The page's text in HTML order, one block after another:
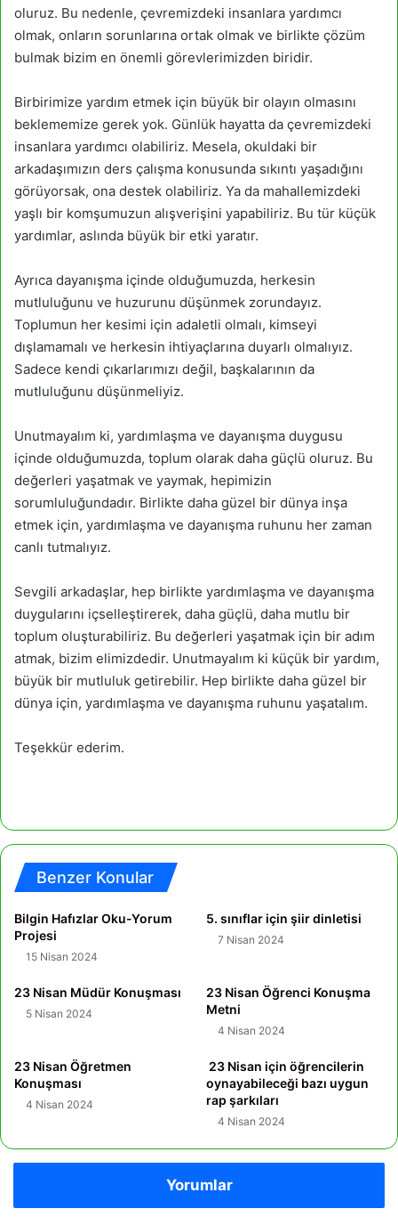
oluruz. Bu nedenle, çevremizdeki insanlara yardımcı
olmak, onların sorunlarına ortak olmak ve birlikte çözüm
bulmak bizim en önemli görevlerimizden biridir.
Birbirimize yardım etmek için büyük bir olayın olmasını
beklememize gerek yok. Günlük hayatta da çevremizdeki
insanlara yardımcı olabiliriz. Mesela, okuldaki bir
arkadaşımızın ders çalışma konusunda sıkıntı yaşadığını
görüyorsak, ona destek olabiliriz. Ya da mahallemizdeki
yaşlı bir komşumuzun alışverişini yapabiliriz. Bu tür küçük
yardımlar, aslında büyük bir etki yaratır.
Ayrıca dayanışma içinde olduğumuzda, herkesin
mutluluğunu ve huzurunu düşünmek zorundayız.
Toplumun her kesimi için adaletli olmalı, kimseyi
dışlamamalı ve herkesin ihtiyaçlarına duyarlı olmalıyız.
Sadece kendi çıkarlarımızı değil, başkalarının da
mutluluğunu düşünmeliyiz.
Unutmayalım ki, yardımlaşma ve dayanışma duygusu
içinde olduğumuzda, toplum olarak daha güçlü oluruz. Bu
değerleri yaşatmak ve yaymak, hepimizin
sorumluluğundadır. Birlikte daha güzel bir dünya inşa
etmek için, yardımlaşma ve dayanışma ruhunu her zaman
canlı tutmalıyız.
Sevgili arkadaşlar, hep birlikte yardımlaşma ve dayanışma
duygularını içselleştirerek, daha güçlü, daha mutlu bir
toplum oluşturabiliriz. Bu değerleri yaşatmak için bir adım
atmak, bizim elimizdedir. Unutmayalım ki küçük bir yardım,
büyük bir mutluluk getirebilir. Hep birlikte daha güzel bir
dünya için, yardımlaşma ve dayanışma ruhunu yaşatalım.
Teşekkür ederim.
Benzer Konular
Bilgin Hafızlar Oku-Yorum
Projesi
15 Nisan 2024
5. sınıflar için şiir dinletisi
7 Nisan 2024
23 Nisan Müdür Konuşması
5 Nisan 2024
23 Nisan Öğrenci Konuşma
Metni
4 Nisan 2024
23 Nisan Öğretmen
Konuşması
4 Nisan 2024
23 Nisan için öğrencilerin
oynayabileceği bazı uygun
rap şarkıları
4 Nisan 2024
Yorumlar